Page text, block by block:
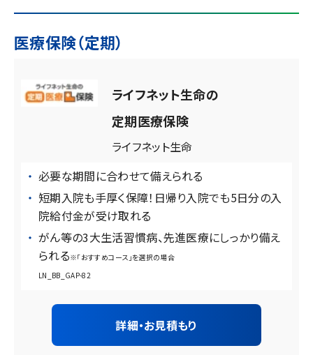
医療保険（定期）
ライフネット生命の
定期医療保険
ライフネット生命
必要な期間に合わせて備えられる
短期入院も手厚く保障！日帰り入院でも5日分の入
院給付金が受け取れる
がん等の3大生活習慣病、先進医療にしっかり備え
られる※「おすすめコース」を選択の場合
LN_BB_GAP-82
詳細・お見積もり